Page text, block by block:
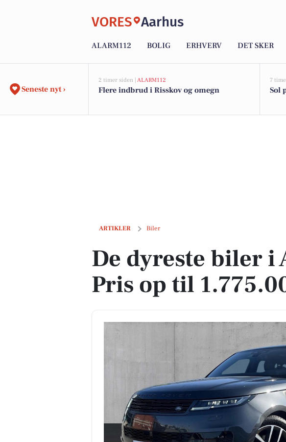
VORES Aarhus
ALARM112 BOLIG ERHVERV DET SKER
Seneste nyt ›
2 timer siden | ALARM112
Flere indbrud i Risskov og omegn
7
Sol
ARTIKLER Biler
De dyreste biler i Aarhus - Pris op til 1.775.000 kr!
De dyreste biler i
Pris op til